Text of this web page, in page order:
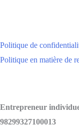
Politique de
Politique en matière de
Entrepreneur
98299327100013